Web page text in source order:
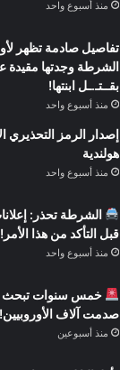
منذ أسبوع واحد
تفاصيل صادمة تظهر
الشرطة وجدتها مقيدة
بقــتـ.ـل ابنتها!
منذ أسبوع واحد
إصدار الرمز
هولندية
منذ أسبوع واحد
الشرطة تحذر:
قبل التأكد من هذا الأمر!
منذ أسبوع واحد
خمس سنوات تبحث
صدمت آلاف الأوروبيين!
منذ أسبوعين